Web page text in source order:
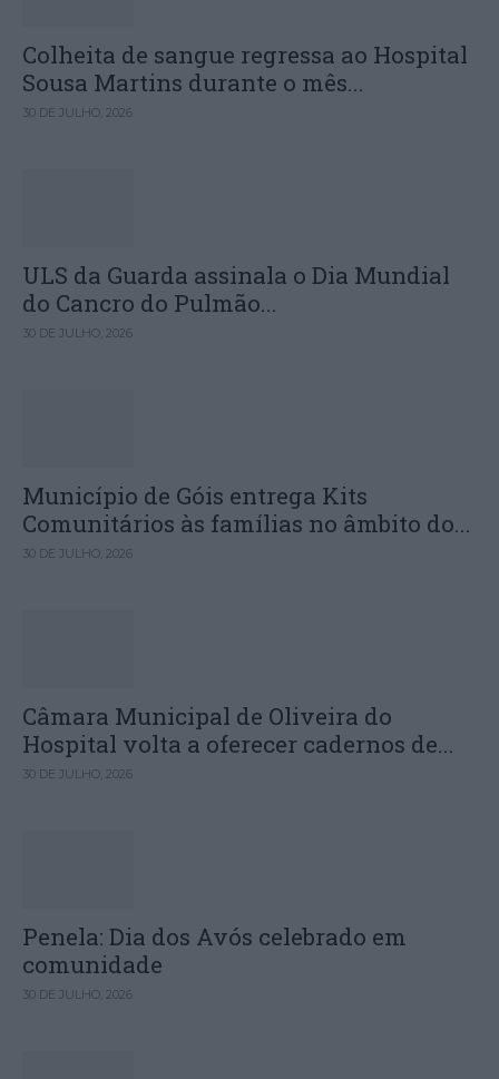
Colheita de sangue regressa ao Hospital
Sousa Martins durante o mês...
30 DE JULHO, 2026
ULS da Guarda assinala o Dia Mundial
do Cancro do Pulmão...
30 DE JULHO, 2026
Município de Góis entrega Kits
Comunitários às famílias no âmbito do...
30 DE JULHO, 2026
Câmara Municipal de Oliveira do
Hospital volta a oferecer cadernos de...
30 DE JULHO, 2026
Penela: Dia dos Avós celebrado em
comunidade
30 DE JULHO, 2026